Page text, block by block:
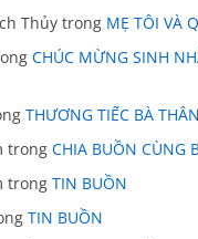
Thủy trong MẸ TÔI VÀ
CHÚC MỪNG SINH
THƯƠNG TIẾC BÀ
trongCHIA BUỒN CÙNG
trongTIN BUỒN
TIN BUỒN